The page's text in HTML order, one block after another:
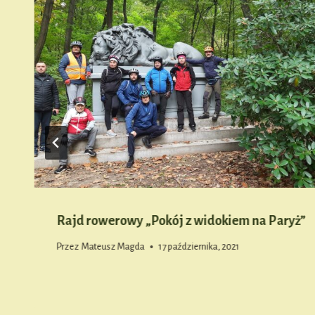
Rajd rowerowy „Pokój z widokiem na Paryż”
Przez Mateusz Magda 17 października, 2021